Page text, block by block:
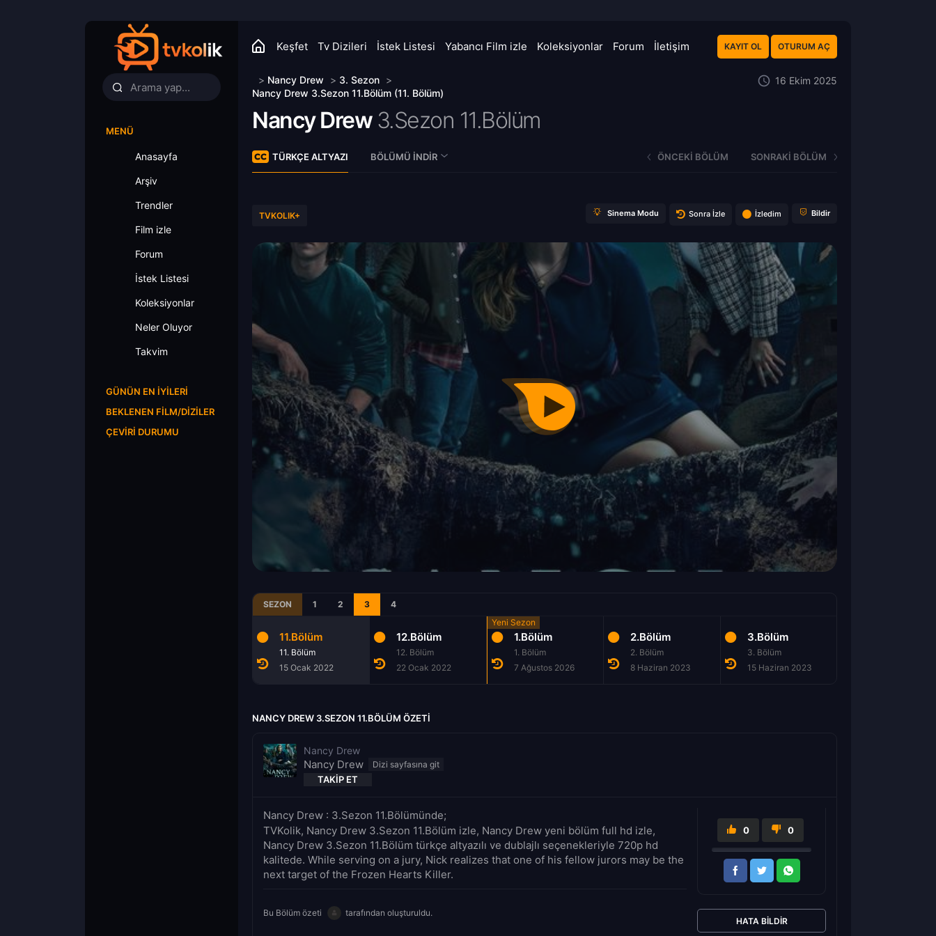
Keşfet Tv Dizileri İstek Listesi Yabancı Film izle Koleksiyonlar Forum İletişim KAYIT OL OTURUM AÇ
MENÜ
Anasayfa
Arşiv
Trendler
Film izle
Forum
İstek Listesi
Koleksiyonlar
Neler Oluyor
Takvim
GÜNÜN EN İYILERI
BEKLENEN FILM/DIZILER
ÇEVIRI DURUMU
> Nancy Drew > 3. Sezon >
Nancy Drew 3.Sezon 11.Bölüm (11. Bölüm)
16 Ekim 2025
Nancy Drew 3.Sezon 11.Bölüm
TÜRKÇE ALTYAZI BÖLÜMÜ İNDIR ÖNCEKI BÖLÜM SONRAKI BÖLÜM
TVKOLIK+ Sinema Modu Sonra İzle İzledim Bildir
SEZON 1 2 3 4
11.Bölüm
11. Bölüm
15 Ocak 2022
12.Bölüm
12. Bölüm
22 Ocak 2022
1.Bölüm
1. Bölüm
7 Ağustos 2026
2.Bölüm
2. Bölüm
8 Haziran 2023
3.Bölüm
3. Bölüm
15 Haziran 2023
NANCY DREW 3.SEZON 11.BÖLÜM ÖZETI
Nancy Drew
Nancy Drew
TAKIP ET
Nancy Drew : 3.Sezon 11.Bölümünde;
TVKolik, Nancy Drew 3.Sezon 11.Bölüm izle, Nancy Drew yeni bölüm full hd izle,
Nancy Drew 3.Sezon 11.Bölüm türkçe altyazılı ve dublajlı seçenekleriyle 720p hd
kalitede. While serving on a jury, Nick realizes that one of his fellow jurors may be the
next target of the Frozen Hearts Killer.
Bu Bölüm özeti tarafından oluşturuldu.
0 0
HATA BILDIR